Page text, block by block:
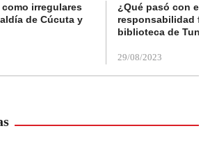
irregulares
de Cúcuta y
¿Qué pasó con el
responsabilidad
biblioteca de
29/08/2023